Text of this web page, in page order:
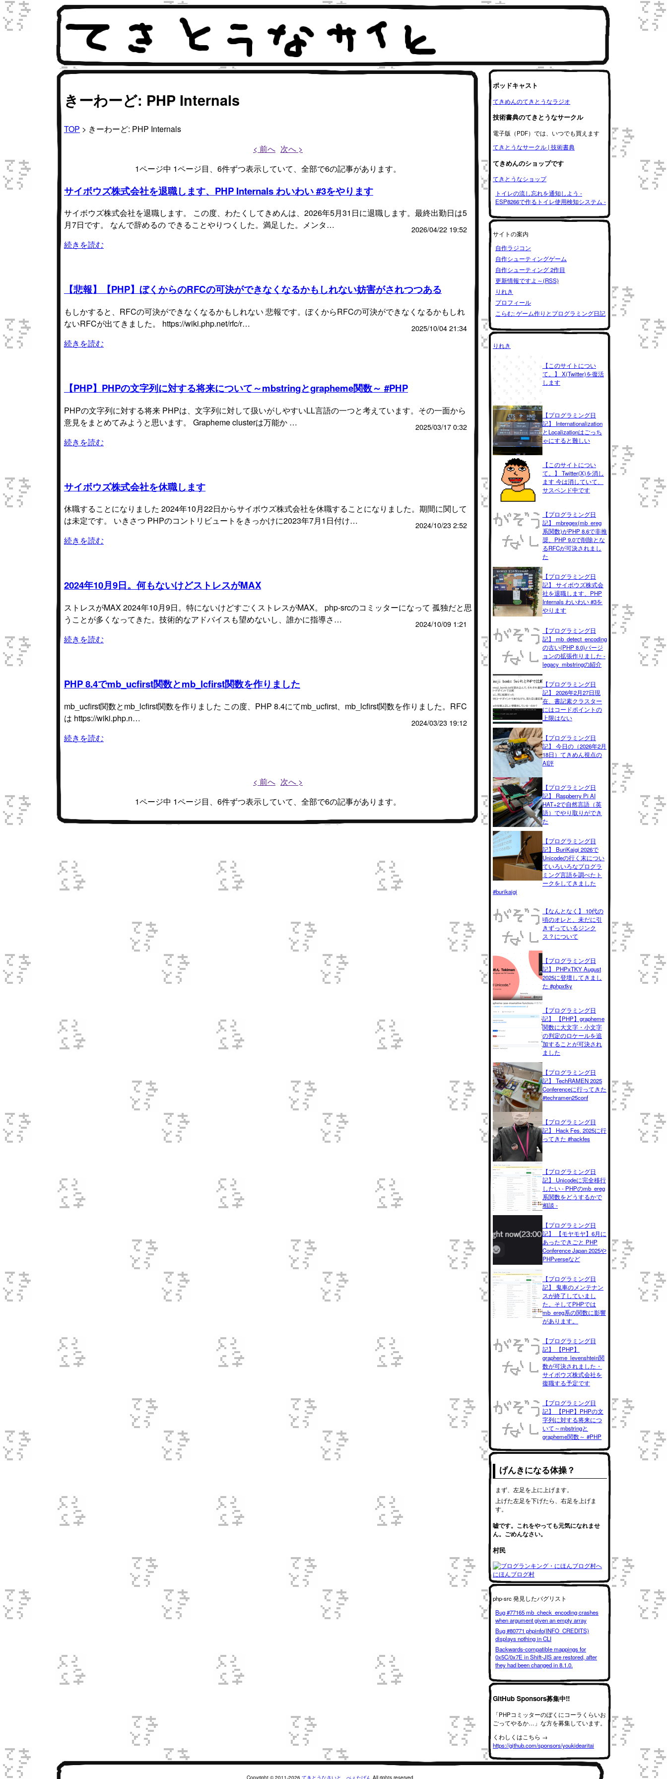
きーわーど: PHP Internals
TOP > きーわーど: PHP Internals
< 前へ 次へ >
1ページ中 1ページ目、6件ずつ表示していて、全部で6の記事があります。
サイボウズ株式会社を退職します、PHP Internals わいわい #3をやります
サイボウズ株式会社を退職します。 この度、わたくしてきめんは、2026年5月31日に退職します。最終出勤日は5
月7日です。 なんで辞めるの できることやりつくした。満足した。メンタ…
2026/04/22 19:52
続きを読む
【悲報】【PHP】ぼくからのRFCの可決ができなくなるかもしれない妨害がされつつある
もしかすると、RFCの可決ができなくなるかもしれない 悲報です。ぼくからRFCの可決ができなくなるかもしれ
ないRFCが出てきました。 https://wiki.php.net/rfc/r…
2025/10/04 21:34
続きを読む
【PHP】PHPの文字列に対する将来について～mbstringとgrapheme関数～ #PHP
PHPの文字列に対する将来 PHPは、文字列に対して扱いがしやすいLL言語の一つと考えています。その一面から
意見をまとめてみようと思います。 Grapheme clusterは万能か …
2025/03/17 0:32
続きを読む
サイボウズ株式会社を休職します
休職することになりました 2024年10月22日からサイボウズ株式会社を休職することになりました。期間に関して
は未定です。 いきさつ PHPのコントリビュートをきっかけに2023年7月1日付け…
2024/10/23 2:52
続きを読む
2024年10月9日。何もないけどストレスがMAX
ストレスがMAX 2024年10月9日。特にないけどすごくストレスがMAX。 php-srcのコミッターになって 孤独だと思
うことが多くなってきた。技術的なアドバイスも望めないし、誰かに指導さ…
2024/10/09 1:21
続きを読む
PHP 8.4でmb_ucfirst関数とmb_lcfirst関数を作りました
mb_ucfirst関数とmb_lcfirst関数を作りました この度、PHP 8.4にてmb_ucfirst、mb_lcfirst関数を作りました。RFC
は https://wiki.php.n…
2024/03/23 19:12
続きを読む
< 前へ 次へ >
1ページ中 1ページ目、6件ずつ表示していて、全部で6の記事があります。
ポッドキャスト
てきめんのてきとうなラジオ
技術書典のてきとうなサークル
電子版（PDF）では、いつでも買えます
てきとうなサークル | 技術書典
てきめんのショップです
てきとうなショップ
トイレの流し忘れを通知しよう -
ESP8266で作るトイレ使用検知システム -
サイトの案内
自作ラジコン
自作シューティングゲーム
自作シューティング 2作目
更新情報ですよ～(RSS)
りれき
プロフィール
こらむ: ゲーム作りとプログラミング日記
りれき
【このサイトについ
て。】 X(Twitter)を復活
します
【プログラミング日
記】 Internationalization
とLocalizationはごっち
ゃにすると難しい
【このサイトについ
て。】 Twitter(X)を消し
ます 今は消していて、
サスペンド中です
【プログラミング日
記】 mbregex(mb_ereg
系関数)がPHP 8.6で非推
奨、PHP 9.0で削除とな
るRFCが可決されまし
た
【プログラミング日
記】 サイボウズ株式会
社を退職します、PHP
Internals わいわい #3を
やります
【プログラミング日
記】 mb_detect_encoding
の古い(PHP 8.0)バージ
ョンの拡張作りました -
legacy_mbstringの紹介
【プログラミング日
記】 2026年2月27日現
在、書記素クラスター
にはコードポイントの
上限はない
【プログラミング日
記】 今日の（2026年2月
18日）てきめん視点の
AI評
【プログラミング日
記】 Raspberry Pi AI
HAT+2で自然言語（英
語）でやり取りができ
た
【プログラミング日
記】 BuriKaigi 2026で
Unicodeの行く末につい
ていろいろなプログラ
ミング言語を調べたト
ークをしてきました
#burikaigi
【なんとなく】 10代の
頃のオレと、未だに引
きずっているジンク
ス？について
【プログラミング日
記】 PHPxTKY August
2025に登壇してきまし
た #phpxtky
【プログラミング日
記】 【PHP】grapheme
関数に大文字・小文字
の判定のロケールを追
加することが可決され
ました
【プログラミング日
記】 TechRAMEN 2025
Conferenceに行ってきた
#techramen25conf
【プログラミング日
記】 Hack Fes. 2025に行
ってきた #hackfes
【プログラミング日
記】 Unicodeに完全移行
したい - PHPのmb_ereg
系関数をどうするかで
相談 -
【プログラミング日
記】 【モヤモヤ】6月に
あったできごと PHP
Conference Japan 2025や
PHPverseなど
【プログラミング日
記】 鬼車のメンテナン
スが終了していまし
た。そしてPHPでは
mb_ereg系の関数に影響
があります。
【プログラミング日
記】 【PHP】
grapheme_levenshtein関
数が可決されました・
サイボウズ株式会社を
復職する予定です
【プログラミング日
記】 【PHP】PHPの文
字列に対する将来につ
いて～mbstringと
grapheme関数～ #PHP
げんきになる体操？
まず、左足を上に上げます。
上げた左足を下げたら、右足を上げま
す。
嘘です。これをやっても元気になれませ
ん。ごめんなさい。
村民
にほんブログ村
php-src 発見したバグリスト
Bug #77165 mb_check_encoding crashes
when argument given an empty array
Bug #80771 phpinfo(INFO_CREDITS)
displays nothing in CLI
Backwards-compatible mappings for
0x5C/0x7E in Shift-JIS are restored, after
they had been changed in 8.1.0.
GitHub Sponsors募集中!!
「PHPコミッターのぼくにコーラくらいお
ごってやるか…」な方を募集しています。
くわしくはこちら →
https://github.com/sponsors/youkidearitai
Copyright © 2011-2026 てきとうなさいと。べぇたばん All rights reserved.